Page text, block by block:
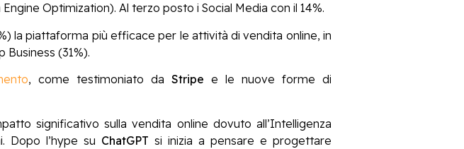
Optimization). Al terzo posto i Social Media con il 14%.
la piattaforma più efficace per le attività di vendita online, in
(31%).
, come testimoniato da Stripe e le nuove forme di
significativo sulla vendita online dovuto all’Intelligenza
Dopo l’hype su ChatGPT si inizia a pensare e progettare